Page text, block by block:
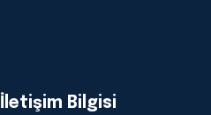
İletişim Bilgisi